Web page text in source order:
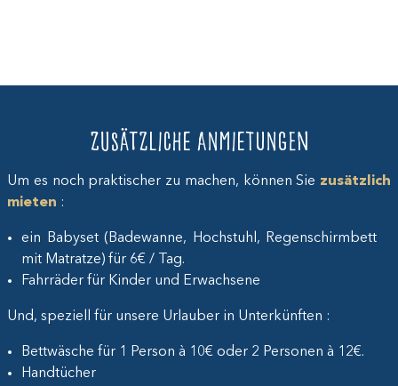
Zusätzliche Anmietungen
Um es noch praktischer zu machen, können Sie zusätzlich
mieten :
ein Babyset (Badewanne, Hochstuhl, Regenschirmbett
mit Matratze) für 6€ / Tag.
Fahrräder für Kinder und Erwachsene
Und, speziell für unsere Urlauber in Unterkünften :
Bettwäsche für 1 Person à 10€ oder 2 Personen à 12€.
Handtücher